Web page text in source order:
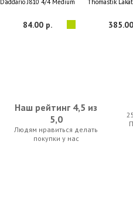
84.00 р.
Anton Breton VNS-149 Standard Kapaier 520
Наш рейтинг 4,5 из
5,0
Людям нравиться делать
покупки у нас